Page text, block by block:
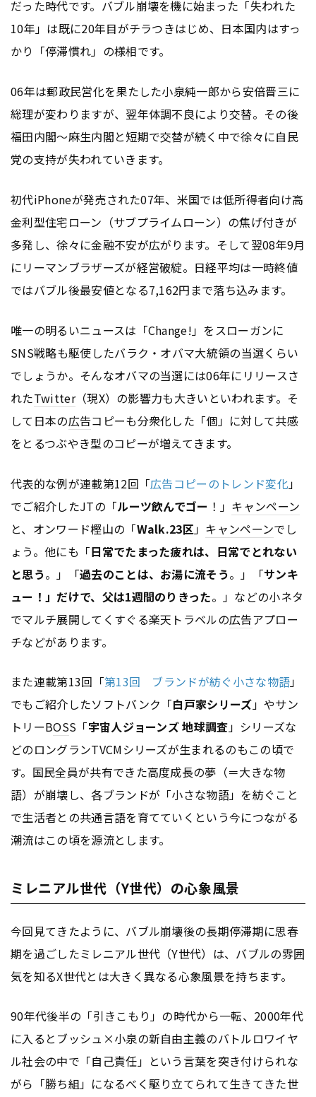
だった時代です。バブル崩壊を機に始まった「失われた
10年」は既に20年目がチラつきはじめ、日本国内はすっ
かり「停滞慣れ」の様相です。
06年は郵政民営化を果たした小泉純一郎から安倍晋三に
総理が変わりますが、翌年体調不良により交替。その後
福田内閣～麻生内閣と短期で交替が続く中で徐々に自民
党の支持が失われていきます。
初代iPhoneが発売された07年、米国では低所得者向け高
金利型住宅ローン（サブプライムローン）の焦げ付きが
多発し、徐々に金融不安が広がります。そして翌08年9月
にリーマンブラザーズが経営破綻。日経平均は一時終値
ではバブル後最安値となる7,162円まで落ち込みます。
唯一の明るいニュースは「Change!」をスローガンに
SNS戦略も駆使したバラク・オバマ大統領の当選くらい
でしょうか。そんなオバマの当選には06年にリリースさ
れたTwitter（現X）の影響力も大きいといわれます。そ
して日本の広告コピーも分衆化した「個」に対して共感
をとるつぶやき型のコピーが増えてきます。
代表的な例が連載第12回「広告コピーのトレンド変化 」
でご紹介したJTの「ルーツ飲んでゴー ！」 キャンペーン
と、オンワード樫山の「Walk.23区 」 キャンペーンでし
ょう。他にも「日常でたまった疲れは、日常でとれない
と思う。」「過去のことは、お湯に流そう。」「サンキ
ュー！」だけで、父は1週間のりきった。」などの小ネタ
でマルチ展開してくすぐる楽天トラベルの広告アプロー
チなどがあります。
また連載第13回「第13回 ブランドが紡ぐ小さな物語」
でもご紹介したソフトバンク「白戸家シリーズ」やサン
トリーBOSS「宇宙人ジョーンズ 地球調査」シリーズな
どのロングランTVCMシリーズが生まれるのもこの頃で
す。国民全員が共有できた高度成長の夢（＝大きな物
語）が崩壊し、各ブランドが「小さな物語」を紡ぐこと
で生活者との共通言語を育てていくという今につながる
潮流はこの頃を源流とします。
ミレニアル世代（Y世代）の心象風景
今回見てきたように、バブル崩壊後の長期停滞期に思春
期を過ごしたミレニアル世代（Y世代）は、バブルの雰囲
気を知るX世代とは大きく異なる心象風景を持ちます。
90年代後半の「引きこもり」の時代から一転、2000年代
に入るとブッシュ×小泉の新自由主義のバトルロワイヤ
ル社会の中で「自己責任」という言葉を突き付けられな
がら「勝ち組」になるべく駆り立てられて生きてきた世